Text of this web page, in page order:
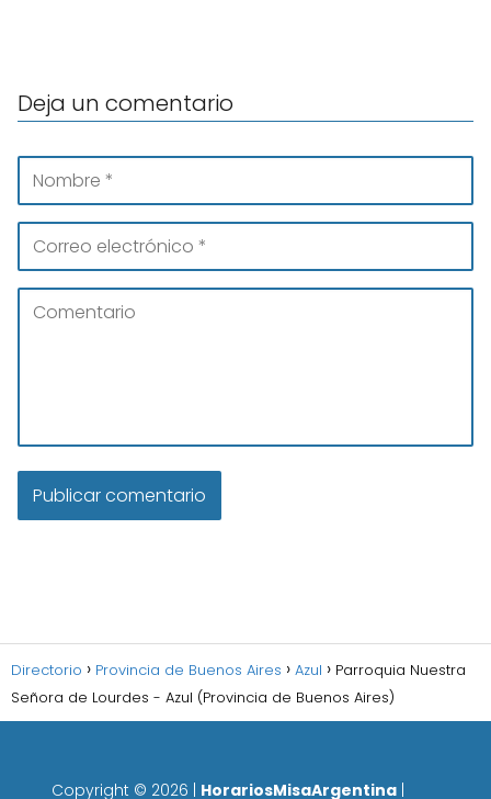
Deja un comentario
Directorio Provincia de Buenos Aires Azul
Parroquia Nuestra
Señora de Lourdes - Azul (Provincia de Buenos Aires)
Copyright © 2026 HorariosMisaArgentina